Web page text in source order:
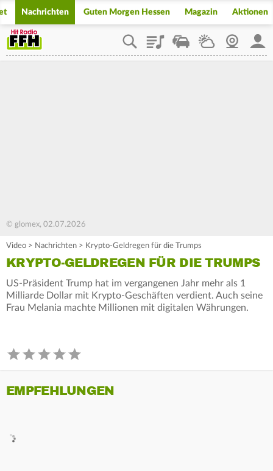
Nachrichten Guten Morgen Hessen Magazin Aktionen
PlaylistStaupilotWetterWebcam
© glomex, 02.07.2026
Video > Nachrichten > Krypto-Geldregen für die Trumps
KRYPTO-GELDREGEN FÜR DIE TRUMPS
US-Präsident Trump hat im vergangenen Jahr mehr als 1
Milliarde Dollar mit Krypto-Geschäften verdient. Auch seine
Frau Melania machte Millionen mit digitalen Währungen.
EMPFEHLUNGEN